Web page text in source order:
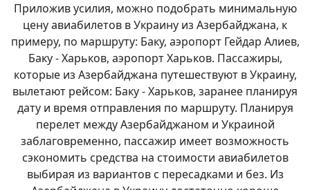
Приложив усилия, можно подобрать минимальную
цену авиабилетов в Украину из Азербайджана, к
примеру, по маршруту: Баку, аэропорт Гейдар Алиев,
Баку - Харьков, аэропорт Харьков. Пассажиры,
которые из Азербайджана путешествуют в Украину,
вылетают рейсом: Баку - Харьков, заранее планируя
дату и время отправления по маршруту. Планируя
перелет между Азербайджаном и Украиной
заблаговременно, пассажир имеет возможность
сэкономить средства на стоимости авиабилетов
выбирая из вариантов с пересадками и без. Из